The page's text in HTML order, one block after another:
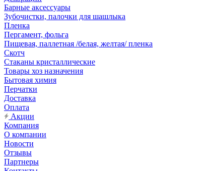
Барные аксессуары
Зубочистки, палочки для шашлыка
Пленка
Пергамент, фольга
Пищевая, паллетная /белая, желтая/ пленка
Скотч
Стаканы кристаллические
Товары хоз назначения
Бытовая химия
Перчатки
Доставка
Оплата
Акции
Компания
О компании
Новости
Отзывы
Партнеры